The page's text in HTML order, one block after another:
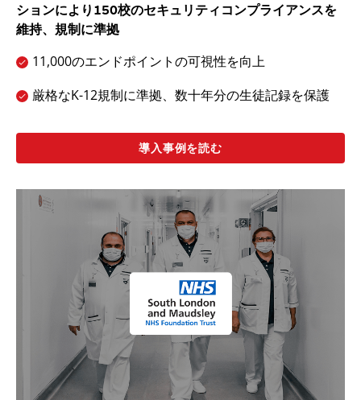
ションにより150校のセキュリティコンプライアンスを
維持、規制に準拠
11,000のエンドポイントの可視性を向上
厳格なK-12規制に準拠、数十年分の生徒記録を保護
導入事例を読む